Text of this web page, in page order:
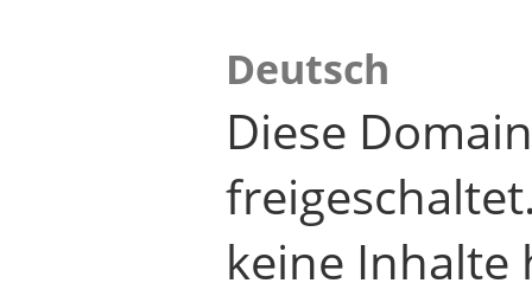
Deutsch
Diese
keine Inhalte